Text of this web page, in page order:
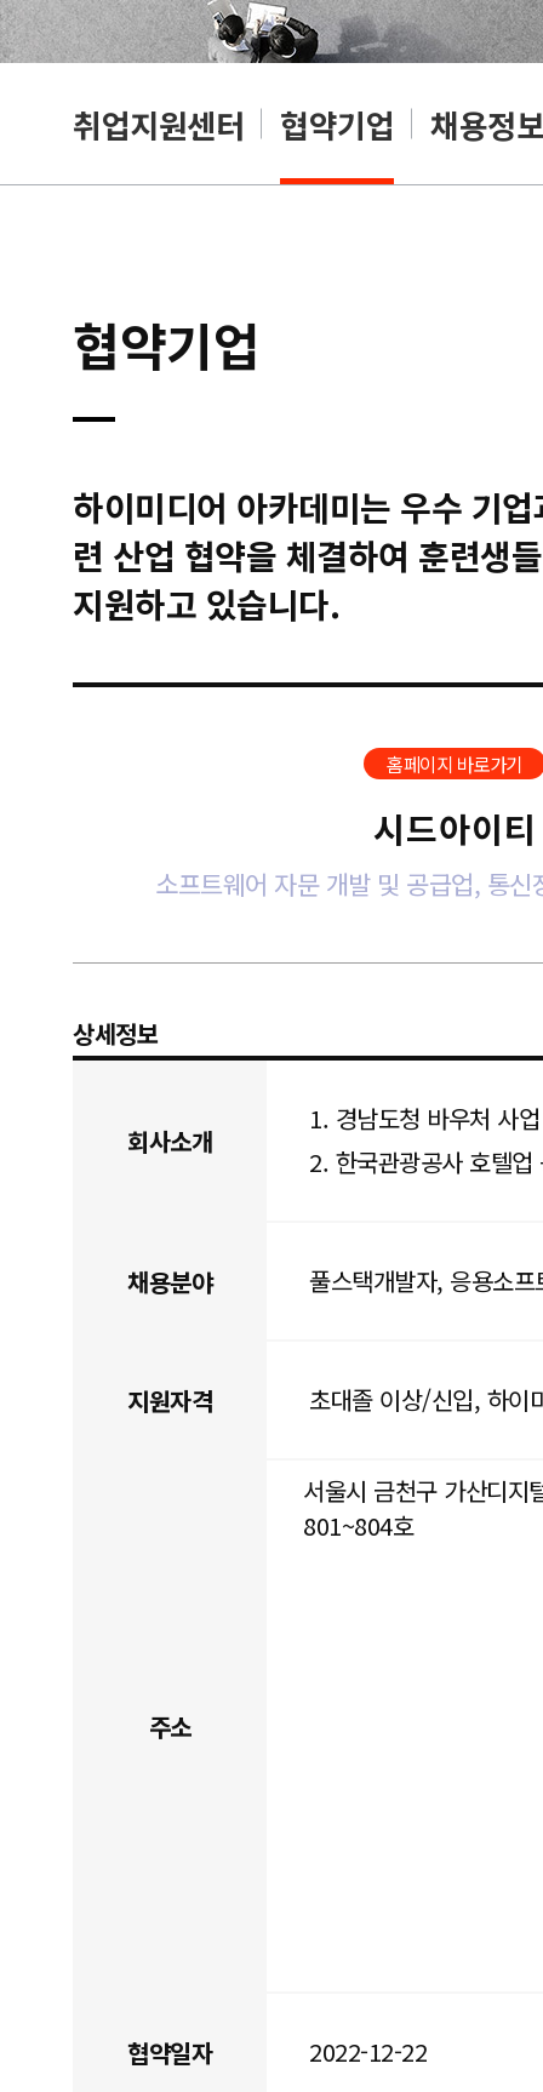
취업지원센터 협약기업 채용정보
협약기업
하이미디어 아카데미는 우수 기
련 산업 협약을 체결하여 훈련생
지원하고 있습니다.
홈페이지 바로가기
시드아이티
소프트웨어 자문 개발 및 공급업, 통
상세정보
회사소개
1. 경남도청 바우처 사
2. 한국관광공사 호텔
채용분야 풀스택개발자, 응용소
지원자격 초대졸 이상/신입, 하이
주소
서울시 금천구 가산디지
801~804호
협약일자 2022-12-22